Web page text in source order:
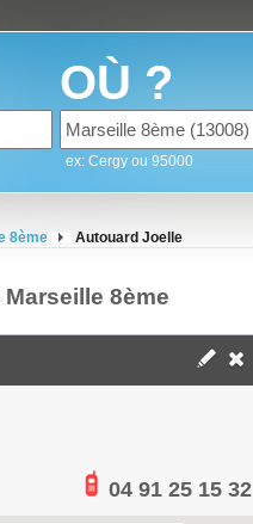
OÙ ?
ex: Cergy ou 95000
8ème Autouard Joelle
8ème
04 91 25 15 32